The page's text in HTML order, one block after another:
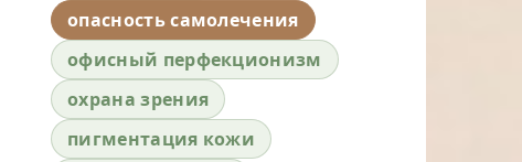
опасность самолечения
офисный перфекционизм
охрана зрения
пигментация кожи